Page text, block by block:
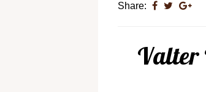
Share:
Valter